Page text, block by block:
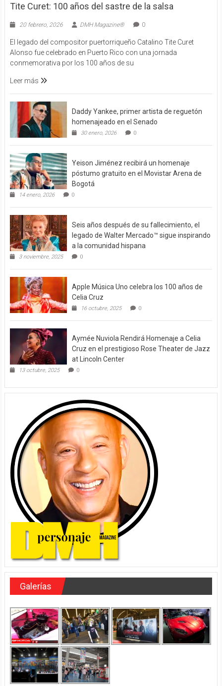
Tite Curet: 100 años del sastre de la salsa
20 febrero, 2026 DMH Magazine® 0
El legado del compositor puertorriqueño Catalino Tite Curet
Alonso fue celebrado en Puerto Rico con una jornada
conmemorativa por los 100 años de su
Leer más
Daddy Yankee, primer artista de reguetón
homenajeado en el Senado
30 enero, 2026 0
Yeison Jiménez recibirá un homenaje
póstumo gratuito en el Movistar Arena de
Bogotá
14 enero, 2026 0
Seis años después de su fallecimiento, el
legado de Walter Mercado™ sigue inspirando
a la comunidad hispana
3 noviembre, 2025 0
Apple Música Uno celebra los 100 años de
Celia Cruz
16 octubre, 2025 0
Aymée Nuviola Rendirá Homenaje a Celia
Cruz en el prestigioso Rose Theater de Jazz
at Lincoln Center
13 octubre, 2025 0
Galerías